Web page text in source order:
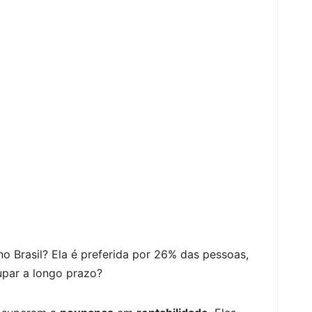
Brasil? Ela é preferida por 26% das pessoas,
a longo prazo?